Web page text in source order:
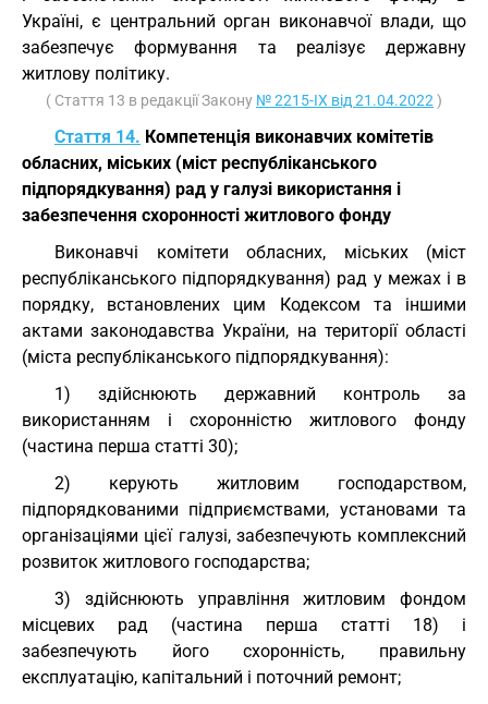
Україні, є центральний орган виконавчої влади, що
забезпечує формування та реалізує державну
житлову політику.
( Стаття 13 в редакції Закону № 2215-IX від 21.04.2022 )
Стаття 14. Компетенція виконавчих комітетів
обласних, міських (міст республіканського
підпорядкування) рад у галузі використання і
забезпечення схоронності житлового фонду
Виконавчі комітети обласних, міських (міст
республіканського підпорядкування) рад у межах і в
порядку, встановлених цим Кодексом та іншими
актами законодавства України, на території області
(міста республіканського підпорядкування):
1) здійснюють державний контроль за
використанням і схоронністю житлового фонду
(частина перша статті 30);
2) керують житловим господарством,
підпорядкованими підприємствами, установами та
організаціями цієї галузі, забезпечують комплексний
розвиток житлового господарства;
3) здійснюють управління житловим фондом
місцевих рад (частина перша статті 18) і
забезпечують його схоронність, правильну
експлуатацію, капітальний і поточний ремонт;